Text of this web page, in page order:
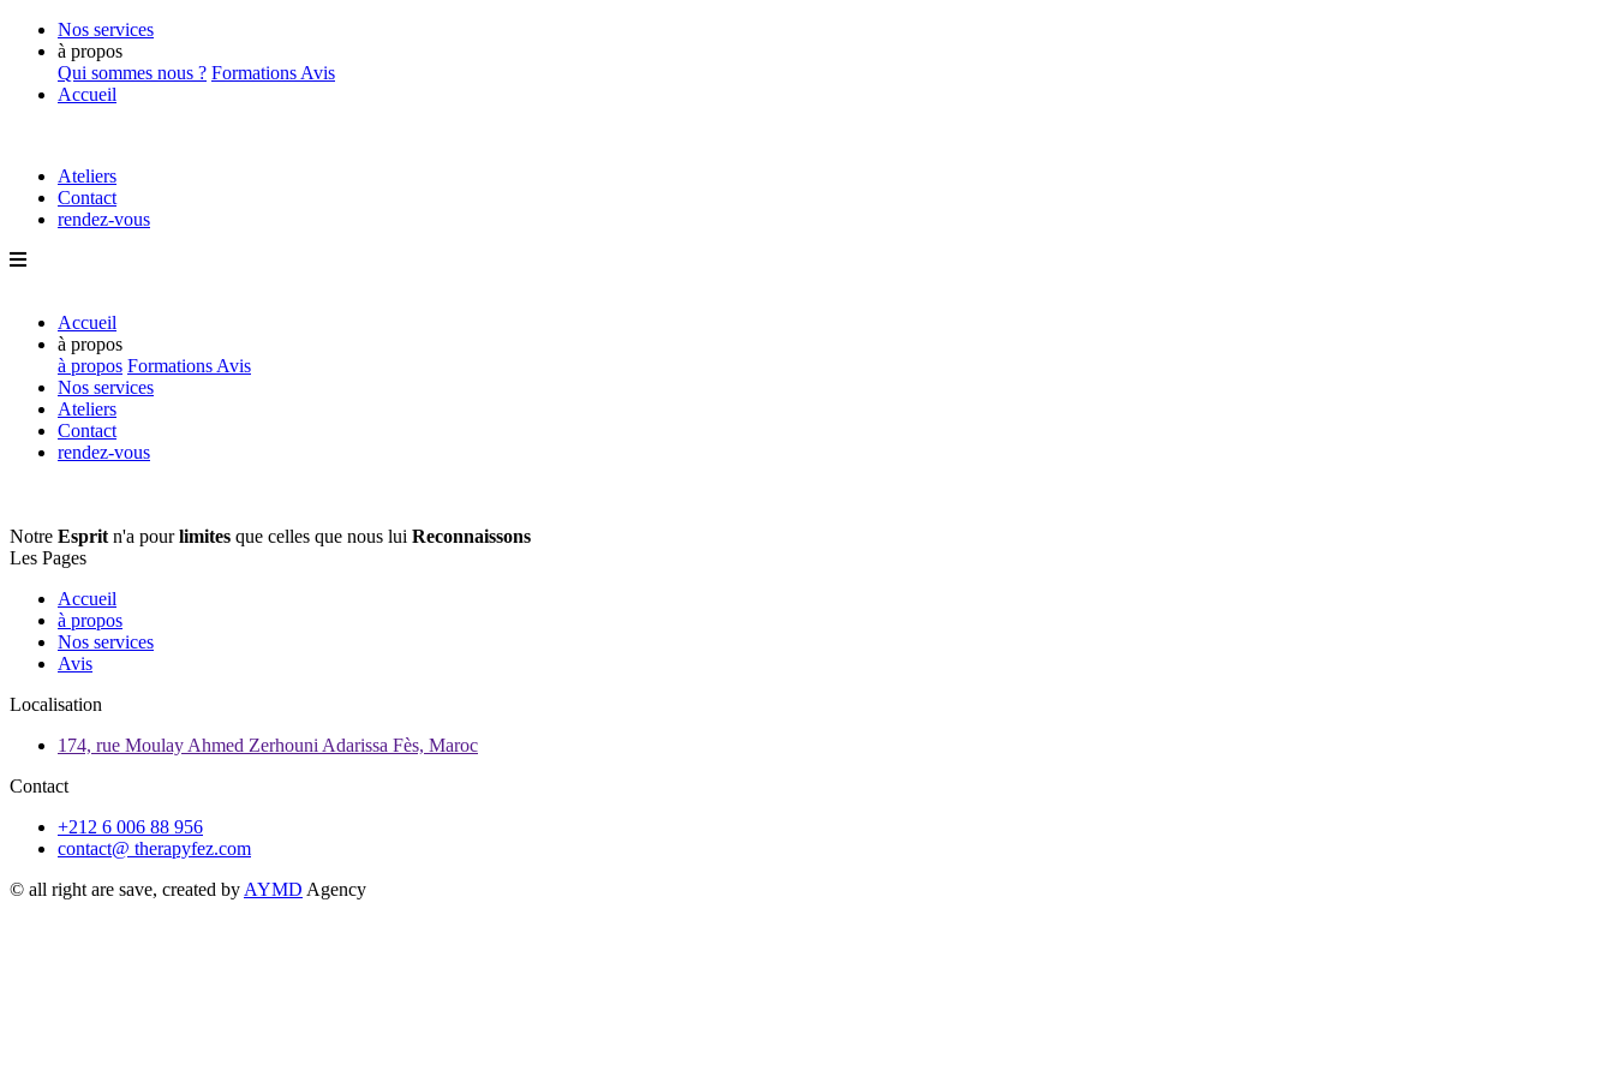
Nos services
à propos
Qui sommes nous ? Formations Avis
Accueil
Ateliers
Contact
rendez-vous
Accueil
à propos
à propos Formations Avis
Nos services
Ateliers
Contact
rendez-vous
Notre Esprit n'a pourlimites que celles que nous lui Reconnaissons
Les Pages
Accueil
à propos
Nos services
Avis
Localisation
174, rue Moulay Ahmed Zerhouni Adarissa Fès, Maroc
Contact
+212 6 006 88 956
contact@ therapyfez.com
© all right are save, created by AYMD Agency